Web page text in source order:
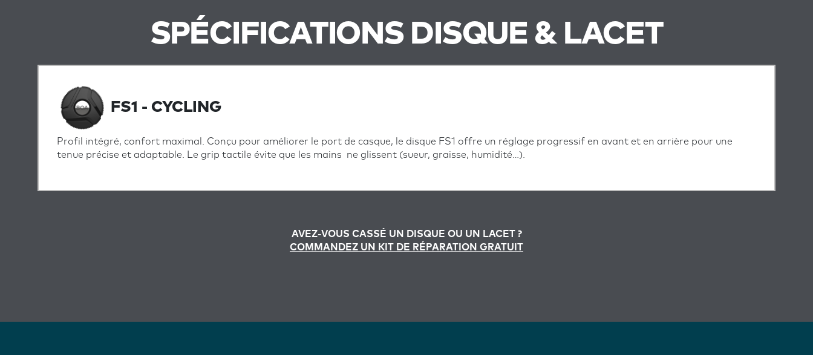
SPÉCIFICATIONS DISQUE & LACET
FS1 - CYCLING
Profil intégré, confort maximal. Conçu pour améliorer le port de casque, le disque FS1 offre un réglage progressif en avant et en arrière pour une
tenue précise et adaptable. Le grip tactile évite que les mains ne glissent (sueur, graisse, humidité…).
AVEZ-VOUS CASSÉ UN DISQUE OU UN LACET ?
COMMANDEZ UN KIT DE RÉPARATION GRATUIT